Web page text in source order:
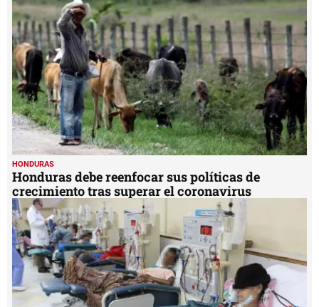
HONDURAS
Honduras debe reenfocar sus políticas de
crecimiento tras superar el coronavirus